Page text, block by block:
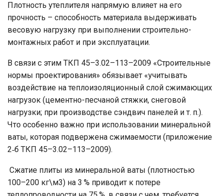
Плотность утеплителя напрямую влияет на его
прочность – способность материала выдерживать
весовую нагрузку при выполнении строительно-
монтажных работ и при эксплуатации.
В связи с этим ТКП 45–3.02–113–2009 «Строительные
нормы проектирования» обязывает «учитывать
воздействие на теплоизоляционный слой сжимающих
нагрузок (цементно-песчаной стяжки, снеговой
нагрузки; при производстве сэндвич панелей и т. п.).
Что особенно важно при использовании минеральной
ваты, которая подвержена сжимаемости (приложение
2‑б ТКП 45–3.02–113–2009).
Сжатие плиты из минеральной ваты (плотностью
100–200 кг\м3) на 3 % приводит к потере